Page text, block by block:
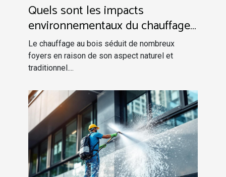
Quels sont les impacts
environnementaux du chauffage
au bois ?
Le chauffage au bois séduit de nombreux
foyers en raison de son aspect naturel et
traditionnel....